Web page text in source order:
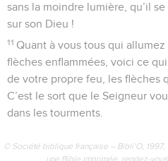
sans la moindre lumière, qu’il
sur son Dieu !
11 Quant à vous tous qui
flèches enflammées, voici ce
de votre propre feu, les flèches
C’est le sort que le Seigneur
dans les tourments.
© Société biblique française – Bibli’O,
une Bible imprimée, rendez-